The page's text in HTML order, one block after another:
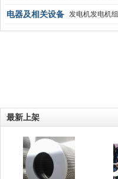
清洗清理设备 减速机 变速机
电器及相关设备 发电机发电机组
电子产品制造设备 工控系统及装备
最新上架